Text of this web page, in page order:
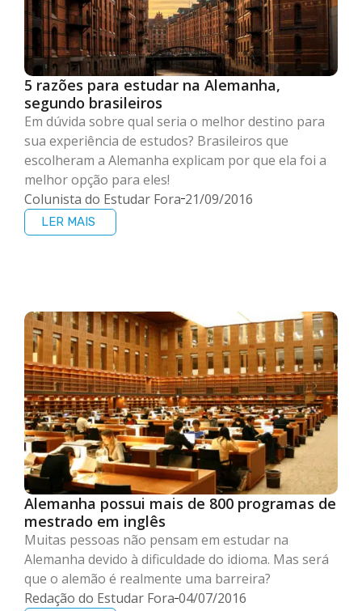
5 razões para estudar na Alemanha,
segundo brasileiros
Em dúvida sobre qual seria o melhor destino para
sua experiência de estudos? Brasileiros que
escolheram a Alemanha explicam por que ela foi a
melhor opção para eles!
Colunista do Estudar Fora 21/09/2016
LER MAIS
Alemanha possui mais de 800 programas de
mestrado em inglês
Muitas pessoas não pensam em estudar na
Alemanha devido à dificuldade do idioma. Mas será
que o alemão é realmente uma barreira?
Redação do Estudar Fora 04/07/2016